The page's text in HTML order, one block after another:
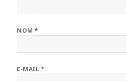
NOM*
E-MAIL *